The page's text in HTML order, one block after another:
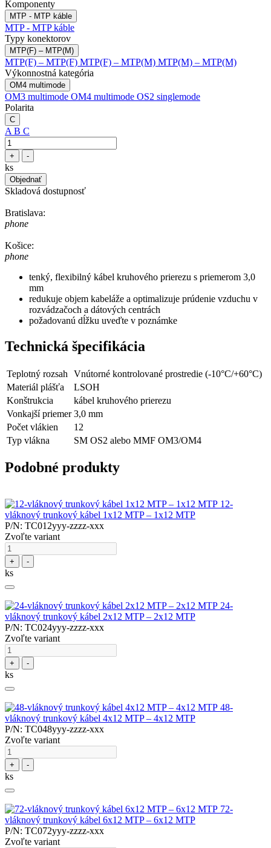
Komponenty
MTP - MTP káble
MTP - MTP káble
Typy konektorov
MTP(F) – MTP(M)
MTP(F) – MTP(F) MTP(F) – MTP(M) MTP(M) – MTP(M)
Výkonnostná kategória
OM4 multimode
OM3 multimode OM4 multimode OS2 singlemode
Polarita
C
A B C
+ -
ks
Objednať
Skladová dostupnosť
Bratislava:
phone
Košice:
phone
tenký, flexibilný kábel kruhového prierezu s priemerom 3,0
mm
redukuje objem kabeláže a optimalizuje prúdenie vzduchu v
rozvádzačoch a dátových centrách
požadovanú dĺžku uveďte v poznámke
Technická špecifikácia
Teplotný rozsah
Vnútorné kontrolované prostredie (-10°C/+60°C)
Materiál plášťa
LSOH
Konštrukcia
kábel kruhového prierezu
Vonkajší priemer 3,0 mm
Počet vlákien
12
Typ vlákna
SM OS2 alebo MMF OM3/OM4
Podobné produkty
12-
vláknový trunkový kábel 1x12 MTP – 1x12 MTP
P/N: TC012yyy-zzzz-xxx
Zvoľte variant
+ -
ks
24-
vláknový trunkový kábel 2x12 MTP – 2x12 MTP
P/N: TC024yyy-zzzz-xxx
Zvoľte variant
+ -
ks
48-
vláknový trunkový kábel 4x12 MTP – 4x12 MTP
P/N: TC048yyy-zzzz-xxx
Zvoľte variant
+ -
ks
72-
vláknový trunkový kábel 6x12 MTP – 6x12 MTP
P/N: TC072yyy-zzzz-xxx
Zvoľte variant